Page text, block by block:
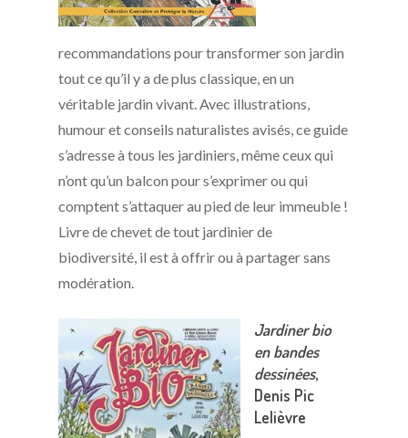
recommandations pour transformer son jardin
tout ce qu’il y a de plus classique, en un
véritable jardin vivant. Avec illustrations,
humour et conseils naturalistes avisés, ce guide
s’adresse à tous les jardiniers, même ceux qui
n’ont qu’un balcon pour s’exprimer ou qui
comptent s’attaquer au pied de leur immeuble !
Livre de chevet de tout jardinier de
biodiversité, il est à offrir ou à partager sans
modération.
Jardiner bio
en bandes
dessinées,
Denis Pic
Lelièvre